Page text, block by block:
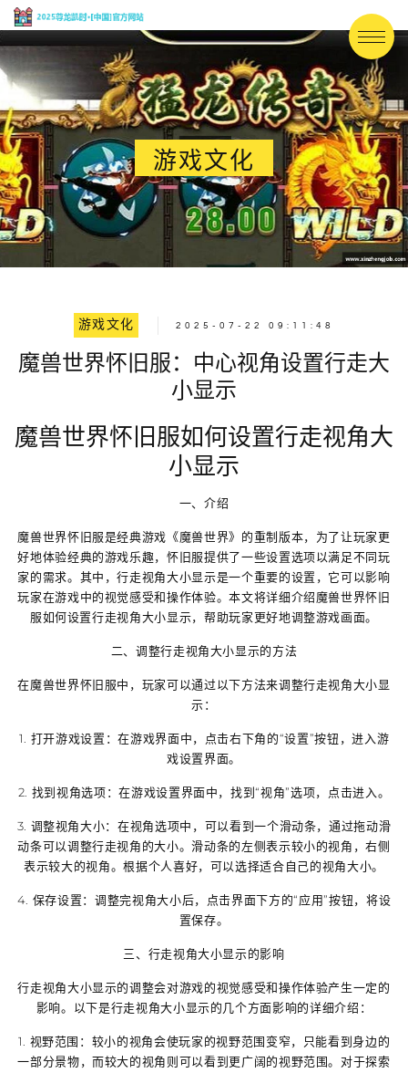
游戏文化
游戏文化 2025-07-22 09:11:48
魔兽世界怀旧服：中心视角设置行走大
小显示
魔兽世界怀旧服如何设置行走视角大
小显示
一、介绍
魔兽世界怀旧服是经典游戏《魔兽世界》的重制版本，为了让玩家更
好地体验经典的游戏乐趣，怀旧服提供了一些设置选项以满足不同玩
家的需求。其中，行走视角大小显示是一个重要的设置，它可以影响
玩家在游戏中的视觉感受和操作体验。本文将详细介绍魔兽世界怀旧
服如何设置行走视角大小显示，帮助玩家更好地调整游戏画面。
二、调整行走视角大小显示的方法
在魔兽世界怀旧服中，玩家可以通过以下方法来调整行走视角大小显
示：
1. 打开游戏设置：在游戏界面中，点击右下角的“设置”按钮，进入游
戏设置界面。
2. 找到视角选项：在游戏设置界面中，找到“视角”选项，点击进入。
3. 调整视角大小：在视角选项中，可以看到一个滑动条，通过拖动滑
动条可以调整行走视角的大小。滑动条的左侧表示较小的视角，右侧
表示较大的视角。根据个人喜好，可以选择适合自己的视角大小。
4. 保存设置：调整完视角大小后，点击界面下方的“应用”按钮，将设
置保存。
三、行走视角大小显示的影响
行走视角大小显示的调整会对游戏的视觉感受和操作体验产生一定的
影响。以下是行走视角大小显示的几个方面影响的详细介绍：
1. 视野范围：较小的视角会使玩家的视野范围变窄，只能看到身边的
一部分景物，而较大的视角则可以看到更广阔的视野范围。对于探索